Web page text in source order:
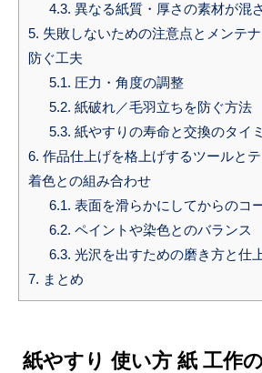
4.3. 異なる紙質・厚さの素材が混
5. 失敗しないための注意点とメンテ
防ぐ工夫
5.1. 圧力・角度の調整
5.2. 紙破れ／毛羽立ちを防ぐ方法
5.3. 紙やすりの寿命と交換のタイ
6. 作品仕上げを格上げするツールと
着色との組み合わせ
6.1. 表面を滑らかにしてからのコ
6.2. ペイントや染色とのバランス
6.3. 光沢を出すための磨き方と仕
7. まとめ
紙やすり 使い方 紙 工作